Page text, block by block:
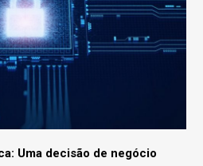
Uma decisão de negócio